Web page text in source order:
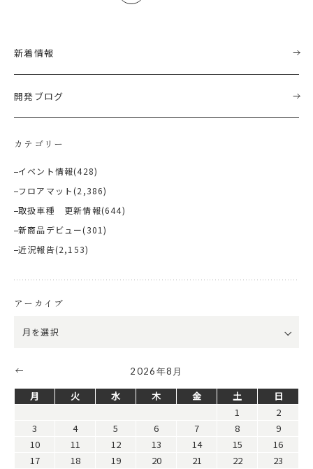
新着情報
開発ブログ
カテゴリー
イベント情報(428)
フロアマット (2,386)
取扱車種 更新情報(644)
新商品デビュー(301)
近況報告(2,153)
アーカイブ
2026年8月
月 火 水 木 金 土
日
1
2
3
4 5 6 7 8
9
10
11 12 13 14 15
16
17
18 19 20 21 22
23